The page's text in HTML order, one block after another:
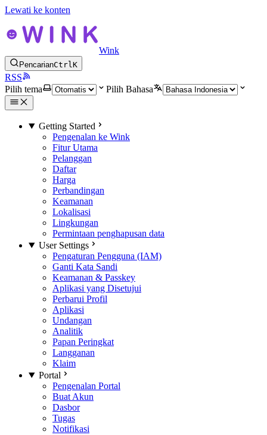
Lewati ke konten
Wink
PencarianCtrlK
RSS
Pilih tema
Pilih Bahasa
Getting Started
Pengenalan ke Wink
Fitur Utama
Pelanggan
Daftar
Harga
Perbandingan
Keamanan
Lokalisasi
Lingkungan
Permintaan penghapusan data
User Settings
Pengaturan Pengguna (IAM)
Ganti Kata Sandi
Keamanan & Passkey
Aplikasi yang Disetujui
Perbarui Profil
Aplikasi
Undangan
Analitik
Papan Peringkat
Langganan
Klaim
Portal
Pengenalan Portal
Buat Akun
Dasbor
Tugas
Notifikasi